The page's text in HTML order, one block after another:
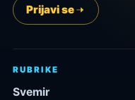
Prijavi se
RUBRIKE
Svemir